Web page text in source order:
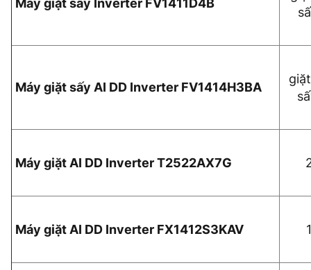
Máy giặt sấy Inverter FV1411D4B
Máy giặt sấy AI DD Inverter FV1414H3BA
Máy giặt AI DD Inverter T2522AX7G
Máy giặt AI DD Inverter FX1412S3KAV